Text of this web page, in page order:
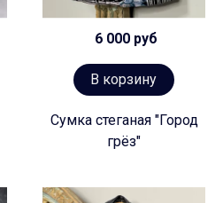
6 000 руб
В корзину
Сумка стеганая "Город
грёз"